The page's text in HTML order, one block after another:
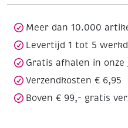
Meer dan 10.000
Levertijd 1 tot 5
Gratis afhalen in onze
Verzendkosten € 6,95
Boven € 99,- gratis